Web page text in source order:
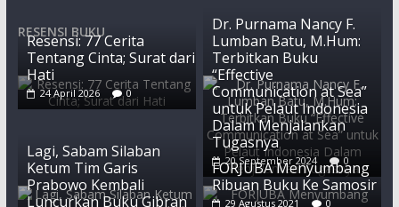
RESENSI BUKU
Resensi: 77 Cerita
Tentang Cinta; Surat dari
Hati
24 April 2026 0
Dr. Purnama Nancy F.
Lumban Batu, M.Hum:
Terbitkan Buku
“Effective
Communication at Sea”
untuk Pelaut Indonesia
Dalam Menjalankan
Tugasnya
20 September 2024 0
Lagi, Sabam Silaban
Ketum Tim Garis
Prabowo Kembali
Luncurkan Buku Gibran
FORJUBA Menyumbang
Ribuan Buku Ke Samosir
29 Agustus 2021 0